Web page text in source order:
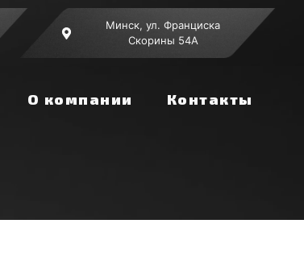
Минск, ул. Франциска
Скорины 54А
О компании Контакты